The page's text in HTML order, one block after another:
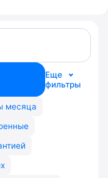
Еще
фильтры
месяца